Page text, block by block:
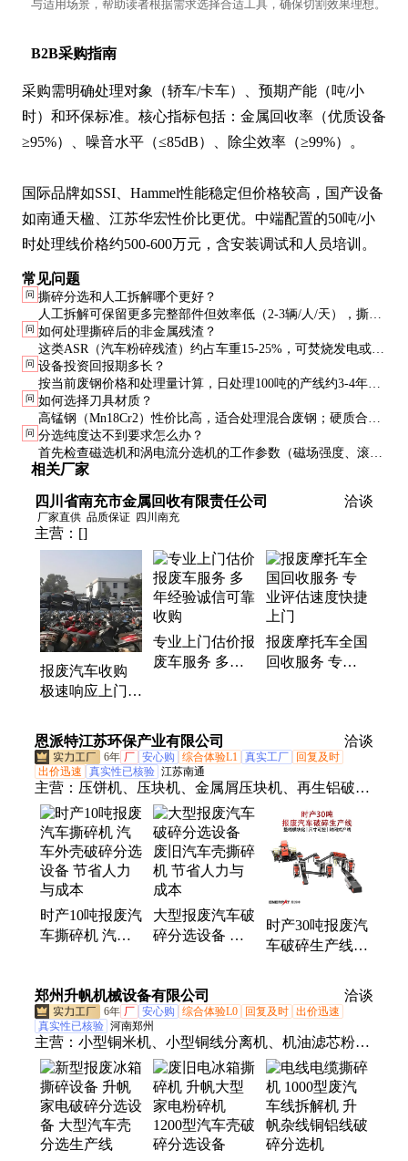
与适用场景，帮助读者根据需求选择合适工具，确保切割效果理想。
B2B采购指南
采购需明确处理对象（轿车/卡车）、预期产能（吨/小
时）和环保标准。核心指标包括：金属回收率（优质设备
≥95%）、噪音水平（≤85dB）、除尘效率（≥99%）。
国际品牌如SSI、Hammel性能稳定但价格较高，国产设备
如南通天楹、江苏华宏性价比更优。中端配置的50吨/小
时处理线价格约500-600万元，含安装调试和人员培训。
常见问题
问 撕碎分选和人工拆解哪个更好？
人工拆解可保留更多完整部件但效率低（2-3辆/人/天），撕碎
分选适合大规模处理（20-50辆/小时）。实际中常结合使用：
先人工拆解危险部件和贵重零件，再进行机械处理。
问 如何处理撕碎后的非金属残渣？
这类ASR（汽车粉碎残渣）约占车重15-25%，可焚烧发电或加
工成建材。欧盟要求ASR填埋率不得超过5%，促使企业研发更
精细的分选技术。
问 设备投资回报期多长？
按当前废钢价格和处理量计算，日处理100吨的产线约3-4年回
本。政策补贴（如拆解补贴）可缩短至2-3年。长期看，金属
价格上涨将提升设备价值。
问 如何选择刀具材质？
高锰钢（Mn18Cr2）性价比高，适合处理混合废钢；硬质合金
刀具寿命更长但成本高3-5倍，建议用于处理含大量高强度钢
的报废卡车。
问 分选纯度达不到要求怎么办？
首先检查磁选机和涡电流分选机的工作参数（磁场强度、滚筒
转速等），其次考虑增加光学分选或静电分选等二次分选单
元。定期清理设备内部积料也很重要。
相关厂家
四川省南充市金属回收有限责任公司 洽谈
厂家直供 品质保证 四川南充
主营： []
报废汽车收购
极速响应上门
回收服务
专业上门估价报
废车服务 多年
报废摩托车全国
回收服务 专业
恩派特江苏环保产业有限公司 洽谈
6年 厂 安心购 综合体验L1 真实工厂
回复及时
出价迅速
真实性已核验 江苏南通
主营： 压饼机、压块机、金属屑压块机、再生铝破碎
分选机、汽车外壳打包机、铝屑压饼机、金属屑压饼
机、铁屑压块机、铁屑压饼机、三向金属打包机、铝
屑压块机、双出饼压饼机、料斗式金属打包机、铜屑
脱油机、铝屑甩干机、铝屑脱油机、全自动卧式打包
机、破碎机、双轴破碎机、单轴破碎机、锤式破碎
机、门盖式金属打包机、液压废钢破碎机、剪切机、
金属屑破碎机
时产10吨报废汽
车撕碎机 汽车
成本
大型报废汽车破
碎分选设备 废
时产30吨报废汽
车破碎生产线
节省人力与成本
郑州升帆机械设备有限公司 洽谈
6年 厂 安心购 综合体验L0 回复及时 出价迅速
真实性已核验 河南郑州
主营： 小型铜米机、小型铜线分离机、机油滤芯粉碎
机、机头料撕碎机、单轴撕碎机、废旧冰箱破碎分选
生产线、中空玻璃胶条分选机、液压龙门剪、全自动
榨油机